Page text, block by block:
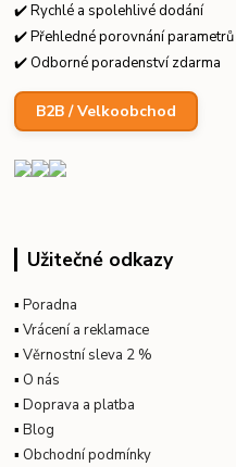
✔️ Rychlé a spolehlivé dodání
✔️ Přehledné porovnání parametrů
✔️ Odborné poradenství zdarma
B2B / Velkoobchod
Užitečné odkazy
▪Poradna
▪Vrácení a reklamace
▪Věrnostní sleva 2 %
▪ O nás
▪Doprava a platba
▪Blog
▪ Obchodní podmínky